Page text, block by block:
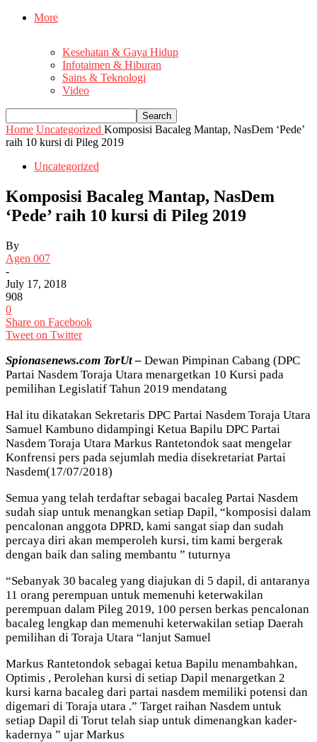
More
Kesehatan & Gaya Hidup
Infotaimen & Hiburan
Sains & Teknologi
Video
Home Uncategorized Komposisi Bacaleg Mantap, NasDem ‘Pede’
raih 10 kursi di Pileg 2019
Uncategorized
Komposisi Bacaleg Mantap, NasDem
‘Pede’ raih 10 kursi di Pileg 2019
By
Agen 007
-
July 17, 2018
908
0
Share on Facebook
Tweet on Twitter
Spionasenews.com TorUt – Dewan Pimpinan Cabang (DPC
Partai Nasdem Toraja Utara menargetkan 10 Kursi pada
pemilihan Legislatif Tahun 2019 mendatang
Hal itu dikatakan Sekretaris DPC Partai Nasdem Toraja Utara
Samuel Kambuno didampingi Ketua Bapilu DPC Partai
Nasdem Toraja Utara Markus Rantetondok saat mengelar
Konfrensi pers pada sejumlah media disekretariat Partai
Nasdem(17/07/2018)
Semua yang telah terdaftar sebagai bacaleg Partai Nasdem
sudah siap untuk menangkan setiap Dapil, “komposisi dalam
pencalonan anggota DPRD, kami sangat siap dan sudah
percaya diri akan memperoleh kursi, tim kami bergerak
dengan baik dan saling membantu ” tuturnya
“Sebanyak 30 bacaleg yang diajukan di 5 dapil, di antaranya
11 orang perempuan untuk memenuhi keterwakilan
perempuan dalam Pileg 2019, 100 persen berkas pencalonan
bacaleg lengkap dan memenuhi keterwakilan setiap Daerah
pemilihan di Toraja Utara “lanjut Samuel
Markus Rantetondok sebagai ketua Bapilu menambahkan,
Optimis , Perolehan kursi di setiap Dapil menargetkan 2
kursi karna bacaleg dari partai nasdem memiliki potensi dan
digemari di Toraja utara .” Target raihan Nasdem untuk
setiap Dapil di Torut telah siap untuk dimenangkan kader-
kadernya ” ujar Markus